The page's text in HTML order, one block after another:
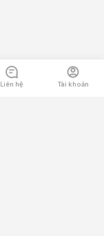
Liên hệ Tài khoản